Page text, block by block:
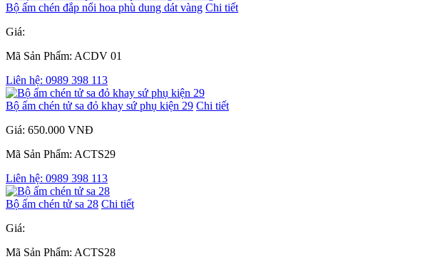
Bộ ấm chén đắp nổi hoa phù dung dát vàng Chi tiết
Giá:
Mã Sản Phẩm: ACDV 01
Liên hệ: 0989 398 113
Bộ ấm chén tử sa đỏ khay sứ phụ kiện 29 Chi tiết
Giá: 650.000 VNĐ
Mã Sản Phẩm: ACTS29
Liên hệ: 0989 398 113
Bộ ấm chén tử sa 28 Chi tiết
Giá:
Mã Sản Phẩm: ACTS28